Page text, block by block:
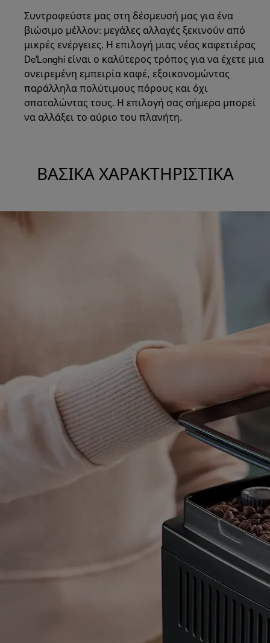
Συντροφεύστε μας στη δέσμευσή μας για ένα
βιώσιμο μέλλον: μεγάλες αλλαγές ξεκινούν από
μικρές ενέργειες. Η επιλογή μιας νέας καφετιέρας
De'Longhi είναι ο καλύτερος τρόπος για να έχετε μια
ονειρεμένη εμπειρία καφέ, εξοικονομώντας
παράλληλα πολύτιμους πόρους και όχι
σπαταλώντας τους. Η επιλογή σας σήμερα μπορεί
να αλλάξει το αύριο του πλανήτη.
ΒΑΣΙΚΆ ΧΑΡΑΚΤΗΡΙΣΤΙΚΆ